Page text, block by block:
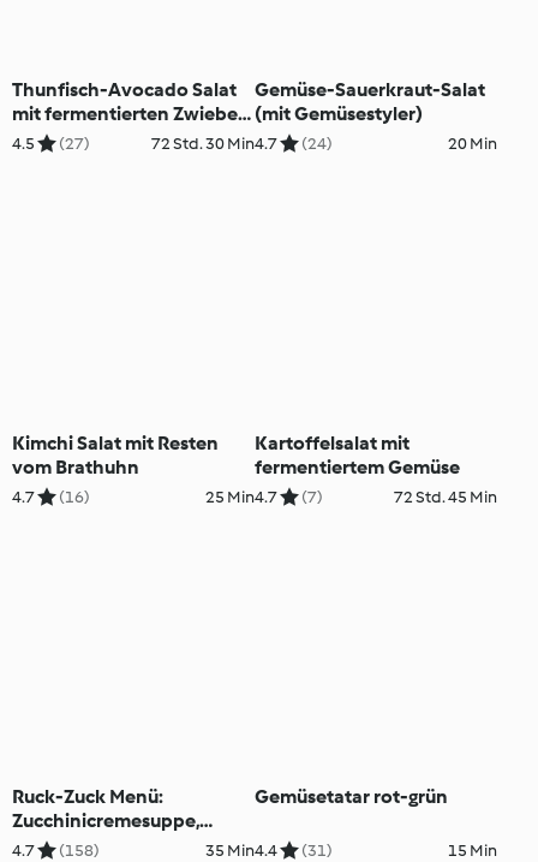
Thunfisch-Avocado Salat
mit fermentierten Zwiebeln
(mit Gemüsestyler)
4.5 (27) 72 Std. 30 Min
Gemüse-Sauerkraut-Salat
(mit Gemüsestyler)
4.7 (24) 20 Min
Kimchi Salat mit Resten
vom Brathuhn
4.7 (16) 25 Min
Kartoffelsalat mit
fermentiertem Gemüse
4.7 (7) 72 Std. 45 Min
Ruck-Zuck Menü:
Zucchinicremesuppe,
warmer Gemüsesalat
4.7 (158) 35 Min
Gemüsetatar rot-grün
4.4 (31) 15 Min